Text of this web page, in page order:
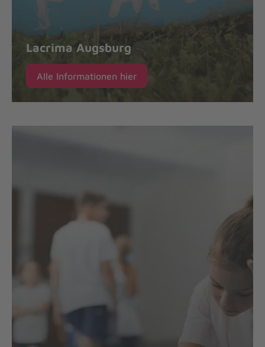
Lacrima Augsburg
Alle Informationen hier